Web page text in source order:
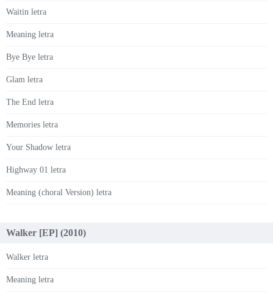
Waitin letra
Meaning letra
Bye Bye letra
Glam letra
The End letra
Memories letra
Your Shadow letra
Highway 01 letra
Meaning (choral Version) letra
Walker [EP] (2010)
Walker letra
Meaning letra